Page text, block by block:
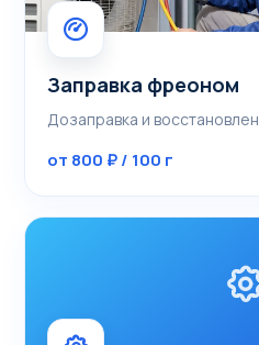
Заправка фреоном
Дозаправка и
от 800 ₽ / 100 г